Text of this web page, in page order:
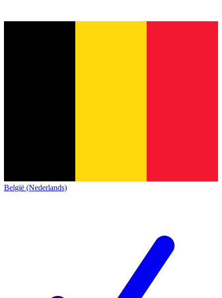
België (Nederlands)